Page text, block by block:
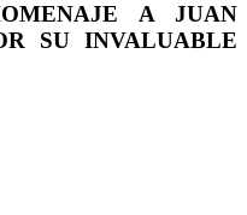
A JUAN
SU INVALUABLE